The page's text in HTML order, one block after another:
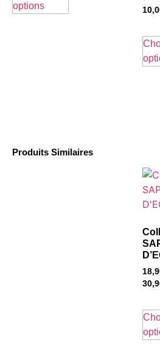
options
Produits Similaires